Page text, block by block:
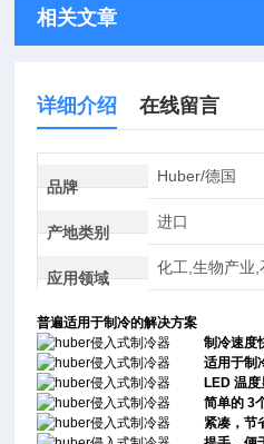
相关文章
详细介绍 在线留言
品牌
Huber/德国
产地类别
进口
应用领域
化工,生物产业
普遍适用于制冷的解决方案
制冷速度
适用于制
LED 温
简单的 3
紧凑，节